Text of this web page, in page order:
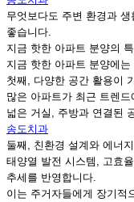
무엇보다도 주변 환경과
좋습니다.
지금 핫한 아파트 분양의
지금 핫한 아파트 분양에
첫째, 다양한 공간 활용이
많은 아파트가 최근 트렌
넓은 거실, 주방과 연결된
송도치과
둘째, 친환경 설계와 에너
태양열 발전 시스템, 고효
추세를 반영합니다.
이는 주거자들에게 장기적